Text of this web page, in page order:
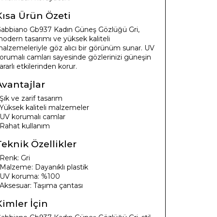
Ürün Özeti
Gb937 Kadın Güneş Gözlüğü Gri,
tasarımı ve yüksek kaliteli
göz alıcı bir görünüm sunar. UV
camları sayesinde gözlerinizi güneşin
etkilerinden korur.
Şık ve zarif tasarım
Yüksek kaliteli malzemeler
UV korumalı camlar
Rahat kullanım
Özellikler
Renk: Gri
Malzeme: Dayanıklı plastik
UV koruma: %100
Aksesuar: Taşıma çantası
İçin